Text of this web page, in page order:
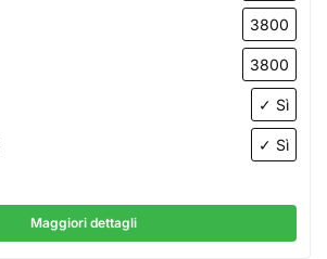
3800
3800
✓ Sì
✓ Sì
Maggiori dettagli